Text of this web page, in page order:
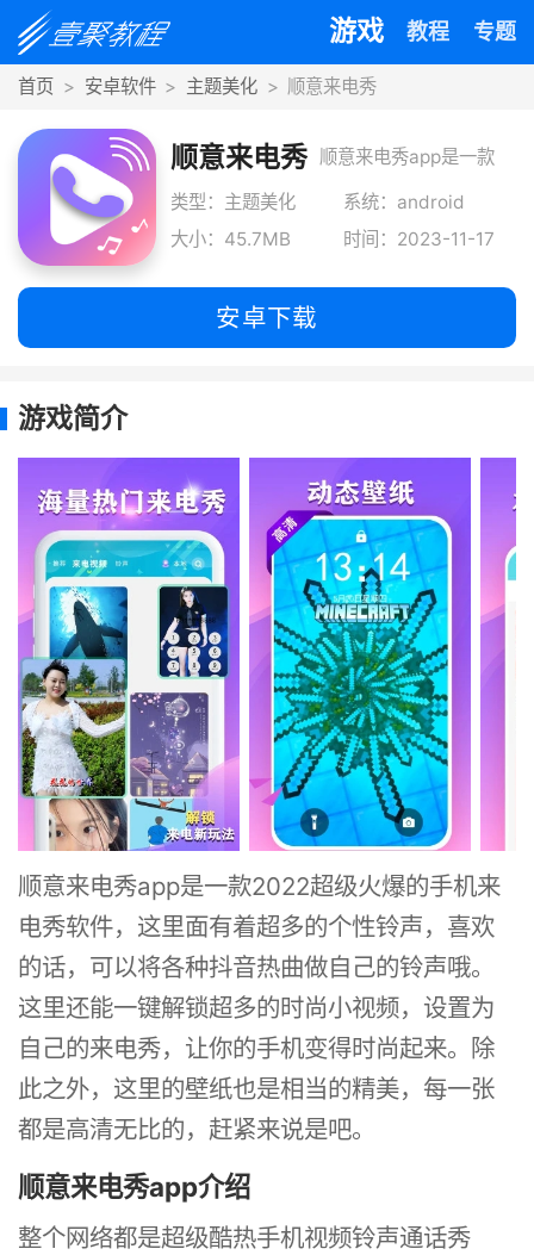
游戏 教程 专题
首页 安卓软件 主题美化 顺意来电秀
顺意来电秀 顺意来电秀app是一款
2022超级火爆的手机来
电秀软件
类型：主题美化
系统：android
大小：45.7MB
时间：2023-11-17
安卓下载
游戏简介
顺意来电秀app是一款2022超级火爆的手机来
电秀软件，这里面有着超多的个性铃声，喜欢
的话，可以将各种抖音热曲做自己的铃声哦。
这里还能一键解锁超多的时尚小视频，设置为
自己的来电秀，让你的手机变得时尚起来。除
此之外，这里的壁纸也是相当的精美，每一张
都是高清无比的，赶紧来说是吧。
顺意来电秀app介绍
整个网络都是超级酷热手机视频铃声通话秀